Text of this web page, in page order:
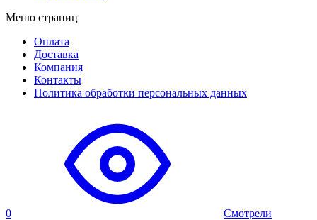
Меню страниц
Оплата
Доставка
Компания
Контакты
Политика обработки персональных данных
0 Смотрели